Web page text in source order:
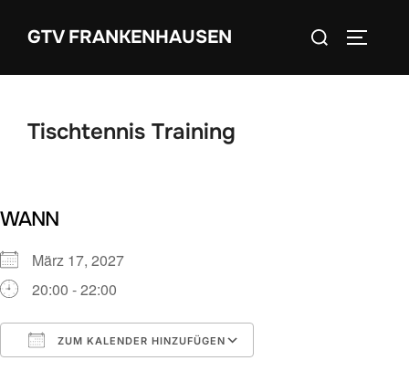
InhaltGTV FRANKENHAUSEN
Suchen
Tischtennis Training
WANN
März 17, 2027
20:00 - 22:00
ZUM KALENDER HINZUFÜGEN